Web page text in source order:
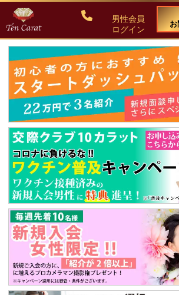
男性会員
ログイン
お
ご入会について
料金・入会案内
会員比率『１：１０』
教養ある女性の募集に
50代・60代のための後
女性会員の紹介
男性会員様の声
デートまでの流れ